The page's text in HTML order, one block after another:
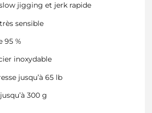
jigging et jerk rapide
sensible
95 %
inoxydable
jusqu’à 65 lb
300 g